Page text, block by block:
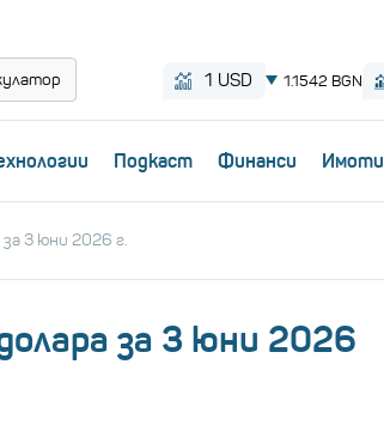
Пoдкаст Финанси Имоти
3 юни 2026 г.
за 3 юни 2026